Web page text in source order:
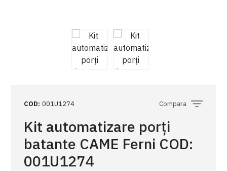
COD: 001U1274 Compara
Kit automatizare porți
batante CAME Ferni COD:
001U1274